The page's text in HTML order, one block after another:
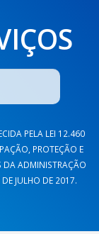
PELA LEI 12.460
PROTEÇÃO E
DA ADMINISTRAÇÃO
JULHO DE 2017.